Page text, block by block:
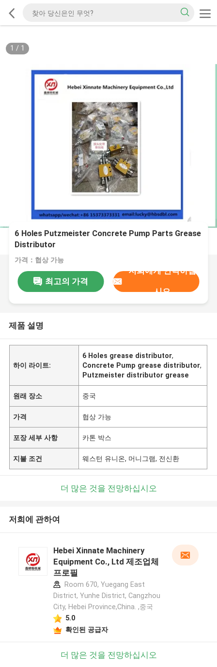
1 / 1
6 Holes Putzmeister Concrete Pump Parts Grease
Distributor
가격：협상 가능
최고의 가격
저희에게 연락하십
시오
제품 설명
하이 라이트:
6 Holes grease distributor,
Concrete Pump grease distributor,
Putzmeister distributor grease
원래 장소 중국
가격 협상 가능
포장 세부 사항 카톤 박스
지불 조건 웨스턴 유니온, 머니그램, 전신환
더 많은 것을 전망하십시오
저희에 관하여
Hebei Xinnate Machinery
Equipment Co., Ltd 제조업체
프로필
Room 670, Yuegang East
District, Yunhe District, Cangzhou
City, Hebei Province,China. ,중국
5.0
확인된 공급자
더 많은 것을 전망하십시오